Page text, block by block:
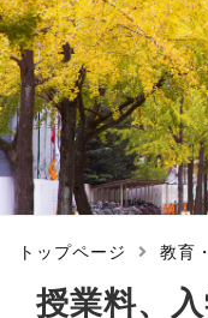
トップページ 教育
授業料、